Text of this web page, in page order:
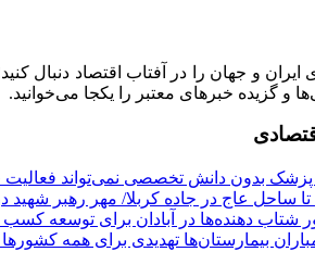
ایران و جهان را در آفتاب اقتصاد دنبال
و گزیده خبرهای معتبر را یکجا می‌خوانید.
پزشک بدون دانش تخصصی نمی‌تواند
تا ساحل عاج در جاده کربلا/ مهر رهبر شهید
‌دهنده‌ها در آبادان برای توسعه کسب‌
بیمارستان‌ها تهدیدی برای همه